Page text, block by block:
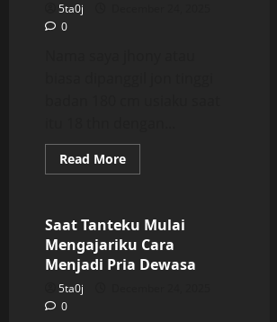
5ta0j
0
Read MoreRead
more
Mulai
Mengajariku
Cara
Menjadi
Pria
Uncategorized
Saat Tanteku Mulai
Mengajariku Cara
Menjadi Pria Dewasa
5ta0j
0